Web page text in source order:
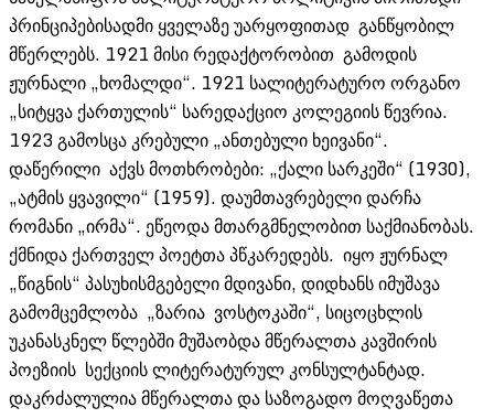
პრინციპებისადმი ყველაზე უარყოფითად განწყობილ
მწერლებს. 1921 მისი რედაქტორობით გამოდის
ჟურნალი „ხომალდი“. 1921 სალიტერატურო ორგანო
„სიტყვა ქართულის“ სარედაქციო კოლეგიის წევრია.
1923 გამოსცა კრებული „ანთებული ხეივანი“.
დაწერილი აქვს მოთხრობები: „ქალი სარკეში“ (1930),
„ატმის ყვავილი“ (1959). დაუმთავრებელი დარჩა
რომანი „ირმა“. ეწეოდა მთარგმნელობით საქმიანობას.
ქმნიდა ქართველ პოეტთა პწკარედებს. იყო ჟურნალ
„წიგნის“ პასუხისმგებელი მდივანი, დიდხანს იმუშავა
გამომცემლობა „ზარია ვოსტოკაში“, სიცოცხლის
უკანასკნელ წლებში მუშაობდა მწერალთა კავშირის
პოეზიის სექციის ლიტერატურულ კონსულტანტად.
დაკრძალულია მწერალთა და საზოგადო მოღვაწეთა